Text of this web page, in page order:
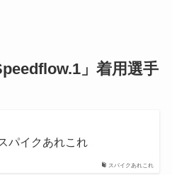
」着用選手
スパイクあれこれ
パイクあれこれ